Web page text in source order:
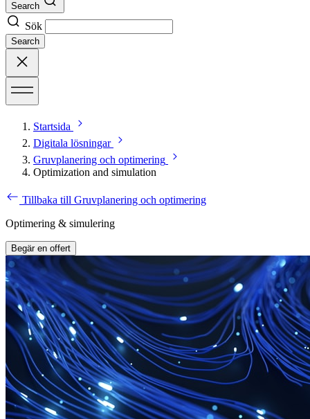
Search
Sök
Search
Startsida
Digitala lösningar
Gruvplanering och optimering
Optimization and simulation
Tillbaka till Gruvplanering och optimering
Optimering & simulering
Begär en offert